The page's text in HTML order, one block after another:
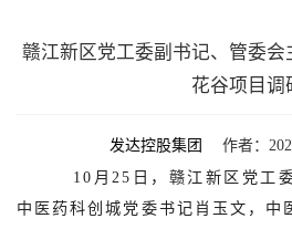
赣江新区党工委副书记、管委会
花谷项目调
发达控股集团 作者：
10月25日，赣江新区党工
中医药科创城党委书记肖玉文，中